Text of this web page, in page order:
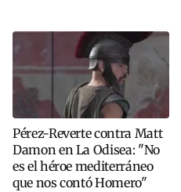
Pérez-Reverte contra Matt
Damon en La Odisea: "No
es el héroe mediterráneo
que nos contó Homero"